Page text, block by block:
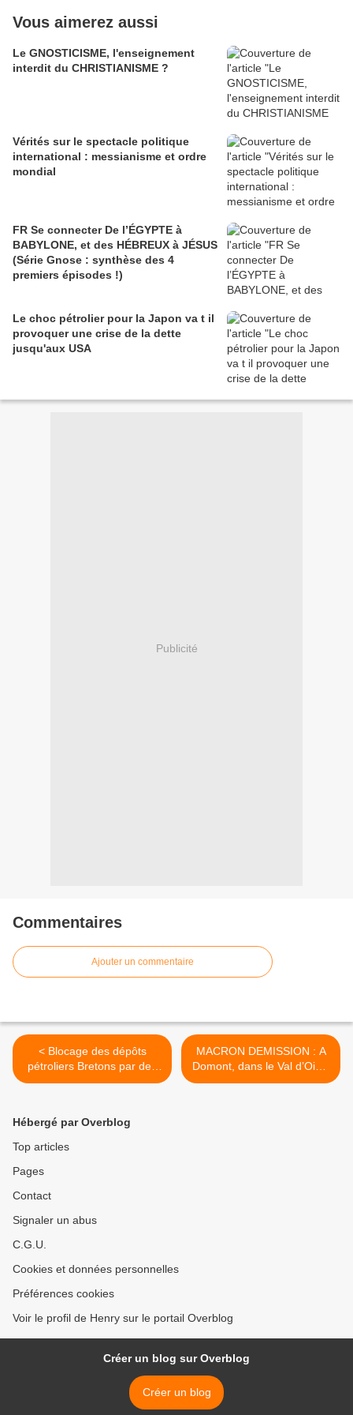
Vous aimerez aussi
Le GNOSTICISME, l'enseignement
interdit du CHRISTIANISME ?
Vérités sur le spectacle politique
international : messianisme et ordre
mondial
FR Se connecter De l’ÉGYPTE à
BABYLONE, et des HÉBREUX à JÉSUS
(Série Gnose : synthèse des 4
premiers épisodes !)
Le choc pétrolier pour la Japon va t il
provoquer une crise de la dette
jusqu'aux USA
Publicité
Commentaires
Ajouter un commentaire
< Blocage des dépôts
pétroliers Bretons par des
routiers, agriculteurs,
MACRON DEMISSION : A
Domont, dans le Val d’Oise,
Blanquer s’est fait vivement
Hébergé par Overblog
Top articles
Pages
Contact
Signaler un abus
C.G.U.
Cookies et données personnelles
Préférences cookies
Voir le profil de Henry sur le portail Overblog
Créer un blog sur Overblog
Créer un blog